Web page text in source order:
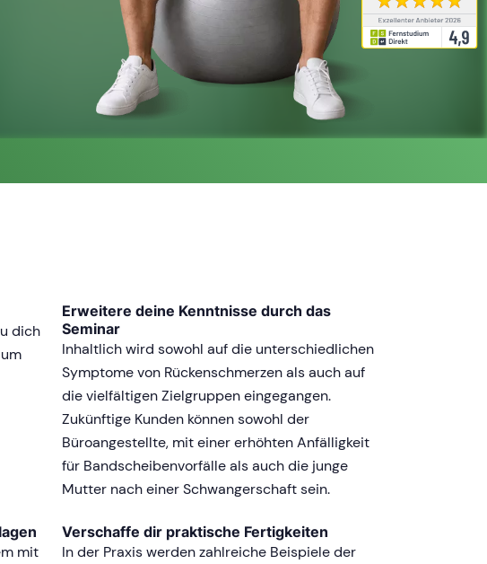
dich
Erweitere deine Kenntnisse durch das
Seminar
Inhaltlich wird sowohl auf die unterschiedlichen
Symptome von Rückenschmerzen als auch auf
die vielfältigen Zielgruppen eingegangen.
Zukünftige Kunden können sowohl der
Büroangestellte, mit einer erhöhten Anfälligkeit
für Bandscheibenvorfälle als auch die junge
Mutter nach einer Schwangerschaft sein.
mit
Verschaffe dir praktische Fertigkeiten
In der Praxis werden zahlreiche Beispiele der